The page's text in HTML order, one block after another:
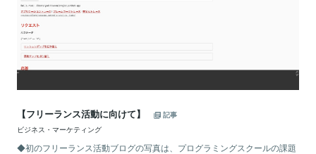
【フリーランス活動に向けて】
記事
ビジネス・マーケティング
◆初のフリーランス活動ブログの写真は、プログラミングスクールの課題